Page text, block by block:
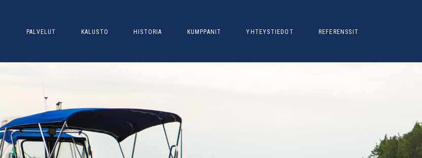
PALVELUT KALUSTO HISTORIA KUMPPANIT YHTEYSTIEDOT REFERENSSIT